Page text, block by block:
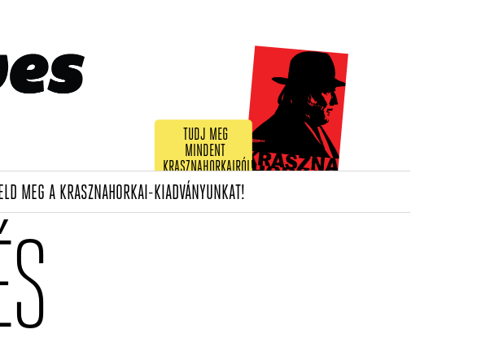
TUDJ MEG
MINDENT
KRASZNAHORKAIRÓL!
MEG A KRASZNAHORKAI-KIADVÁNYUNKAT!(CURRENT)